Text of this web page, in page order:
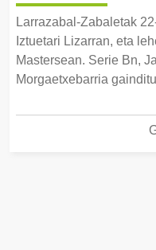
Larrazabal-Zabaletak
Iztuetari Lizarran, eta
Mastersean. Serie Bn,
Morgaetxebarria